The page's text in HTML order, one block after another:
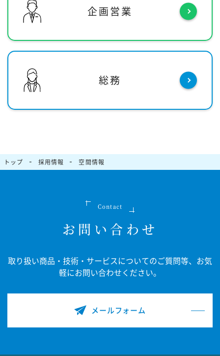
企画営業
総務
トップ 採用情報 空間情報
Contact
お問い合わせ
取り扱い商品・技術・サービスについてのご質問等、
お気
軽にお問い合わせください。
メールフォーム